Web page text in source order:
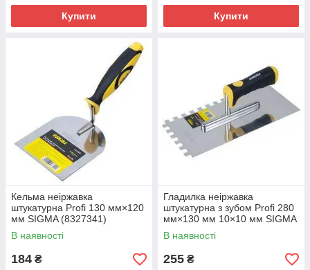
Купити Купити
Кельма неіржавка
штукатурна Profi 130 мм×120
мм SIGMA (8327341)
В наявності
184 ₴
Гладилка неіржавка
штукатурна з зубом Profi 280
мм×130 мм 10×10 мм SIGMA
(8327541)
В наявності
255 ₴